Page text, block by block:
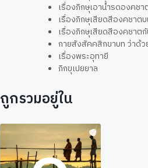
เรื่องภิกษุเอาน้ำรดองคชา
เรื่องภิกษุเสียดสีองคชาต
เรื่องภิกษุเสียดสีองคชาต
กายสังสัคคสิกขาบท ว่าด้
เรื่องพระอุทายี
ภิกขุเปยยาล
ถูกรวมอยู่ใน